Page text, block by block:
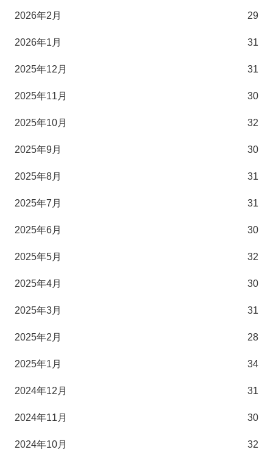
2026年2月 29
2026年1月 31
2025年12月 31
2025年11月 30
2025年10月 32
2025年9月 30
2025年8月 31
2025年7月 31
2025年6月 30
2025年5月 32
2025年4月 30
2025年3月 31
2025年2月 28
2025年1月 34
2024年12月 31
2024年11月 30
2024年10月 32